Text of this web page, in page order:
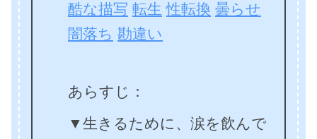
酷な描写 転生 性転換 曇らせ
闇落ち 勘違い
あらすじ：
▼生きるために、涙を飲んで